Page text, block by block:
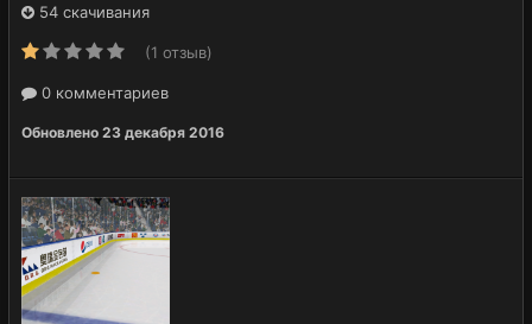
54 скачивания
(1 отзыв)
0 комментариев
Обновлено 23 декабря 2016